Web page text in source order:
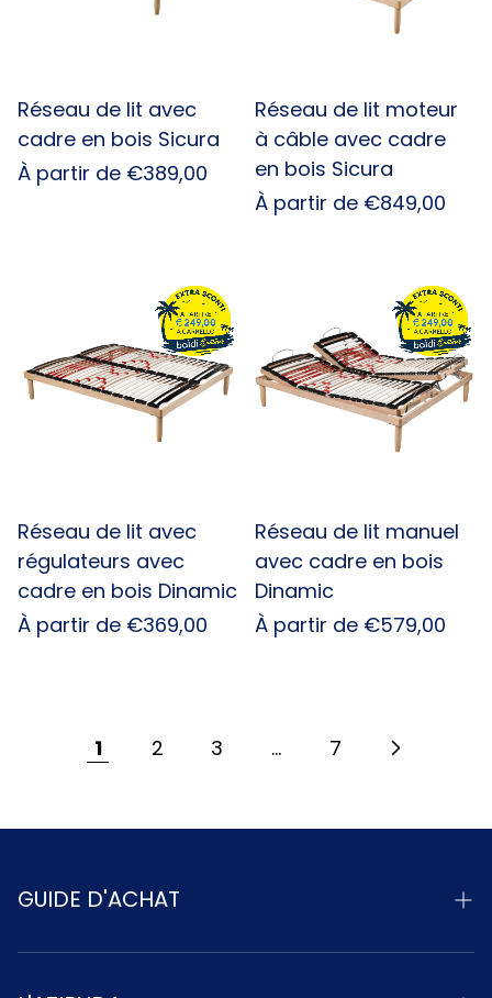
Réseau de lit avec
cadre en bois Sicura
Prix
À partir de €389,00
Réseau de lit moteur
à câble avec cadre
en bois Sicura
Prix
À partir de €849,00
Réseau de lit avec
régulateurs avec
cadre en bois Dinamic
Prix
À partir de €369,00
Réseau de lit manuel
avec cadre en bois
Dinamic
Prix
À partir de €579,00
1 2 3 … 7
GUIDE D'ACHAT
Livraison